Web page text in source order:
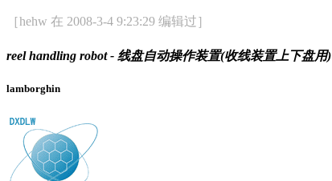
［hehw 在 2008-3-4 9:23:29 编辑过］
reel handling robot - 线盘自动操作装置(收线装置上下盘用)
lamborghin